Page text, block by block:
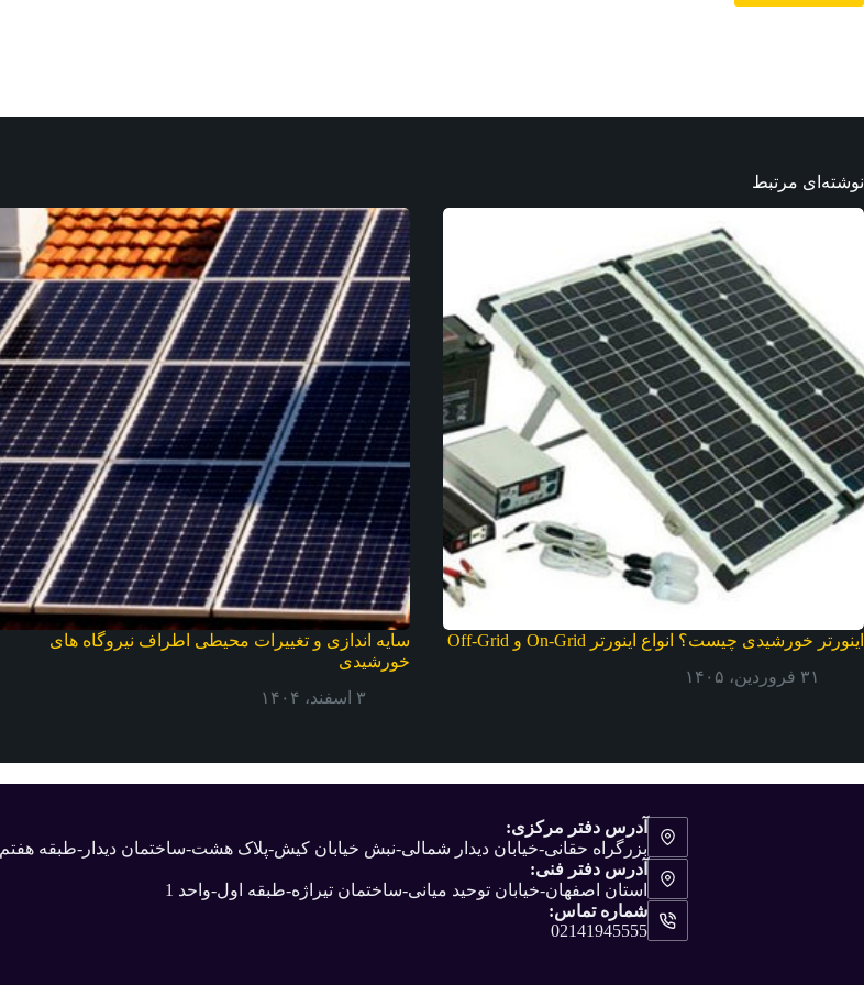
نوشته‌ای مرتبط
اینورتر خورشیدی چیست؟ انواع اینورتر On-Grid و Off-Grid
۳۱ فروردین، ۱۴۰۵
سایه اندازی و تغییرات محیطی اطراف نیروگاه های
خورشیدی
۳ اسفند، ۱۴۰۴
آدرس دفتر مرکزی:
بزرگراه حقانی-خیابان دیدار شمالی-نبش خیابان کیش-پلاک هشت-ساختمان دیدار-طبقه هفتم
آدرس دفتر فنی:
استان اصفهان-خیابان توحید میانی-ساختمان تیراژه-طبقه اول-واحد 1
شماره تماس:
02141945555